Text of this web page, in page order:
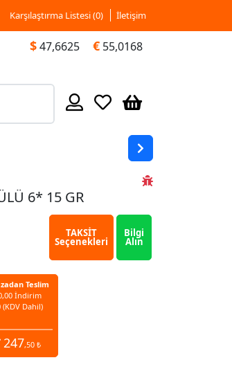
Karşılaştırma Listesi (0) İletişim
$47,6625 € 55,0168
6* 15 GR
TAKSİT
Seçenekleri
Bilgi
Alın
Teslim
İndirim
(KDV Dahil)
247,50 ₺